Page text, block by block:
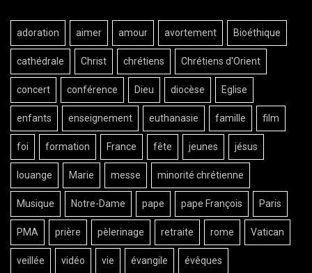
adoration aimer amour avortement Bioéthique
cathédrale Christ chrétiens Chrétiens d'Orient
concert conférence Dieu diocèse Eglise
enfants enseignement euthanasie famille film
foi formation France fête jeunes jésus
louange Marie messe minorité chrétienne
Musique Notre-Dame pape pape François Paris
PMA prière pèlerinage retraite rome Vatican
veillée vidéo vie évangile évêques